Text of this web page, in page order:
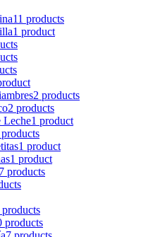
11 products
1 product
2 products
2 products
Leche1 product
1 product
1 product
products
products